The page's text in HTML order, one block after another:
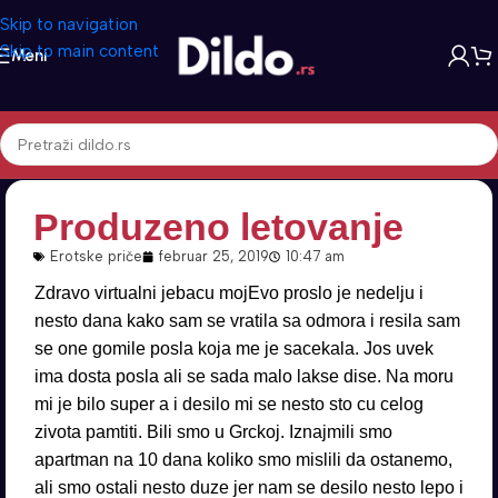
Skip to navigation
Skip to main content
Meni
Produzeno letovanje
Erotske priče februar 25, 2019 10:47 am
Zdravo virtualni jebacu mojEvo proslo je nedelju i
nesto dana kako sam se vratila sa odmora i resila sam
se one gomile posla koja me je sacekala. Jos uvek
ima dosta posla ali se sada malo lakse dise. Na moru
mi je bilo super a i desilo mi se nesto sto cu celog
zivota pamtiti. Bili smo u Grckoj. Iznajmili smo
apartman na 10 dana koliko smo mislili da ostanemo,
ali smo ostali nesto duze jer nam se desilo nesto lepo i